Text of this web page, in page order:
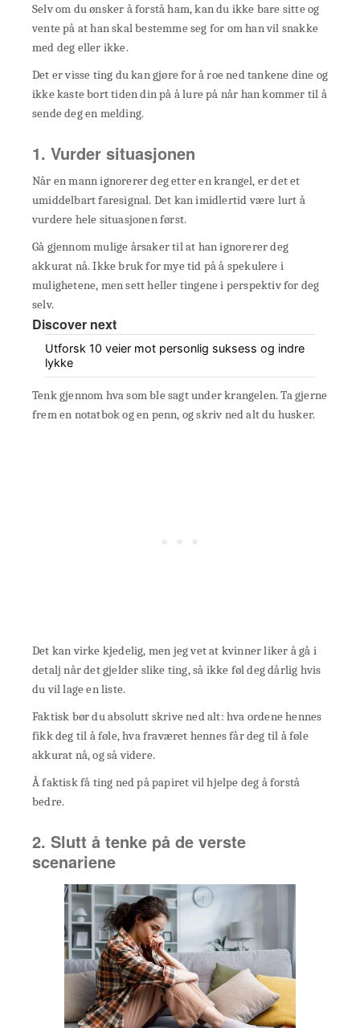
Selv om du ønsker å forstå ham, kan du ikke bare sitte og
vente på at han skal bestemme seg for om han vil snakke
med deg eller ikke.
Det er visse ting du kan gjøre for å roe ned tankene dine og
ikke kaste bort tiden din på å lure på når han kommer til å
sende deg en melding.
1. Vurder situasjonen
Når en mann ignorerer deg etter en krangel, er det et
umiddelbart faresignal. Det kan imidlertid være lurt å
vurdere hele situasjonen først.
Gå gjennom mulige årsaker til at han ignorerer deg
akkurat nå. Ikke bruk for mye tid på å spekulere i
mulighetene, men sett heller tingene i perspektiv for deg
selv.
Discover next
Utforsk 10 veier mot personlig suksess og indre
lykke
Tenk gjennom hva som ble sagt under krangelen. Ta gjerne
frem en notatbok og en penn, og skriv ned alt du husker.
Det kan virke kjedelig, men jeg vet at kvinner liker å gå i
detalj når det gjelder slike ting, så ikke føl deg dårlig hvis
du vil lage en liste.
Faktisk bør du absolutt skrive ned alt: hva ordene hennes
fikk deg til å føle, hva fraværet hennes får deg til å føle
akkurat nå, og så videre.
Å faktisk få ting ned på papiret vil hjelpe deg å forstå
bedre.
2. Slutt å tenke på de verste
scenariene